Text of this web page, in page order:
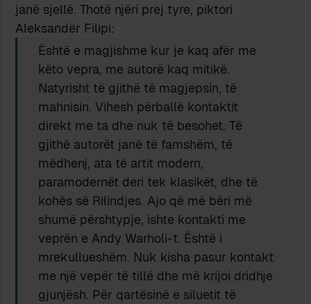
janë sjellë. Thotë njëri prej tyre, piktori
Aleksandër Filipi:
Është e magjishme kur je kaq afër me
këto vepra, me autorë kaq mitikë.
Natyrisht të gjithë të magjepsin, të
mahnisin. Vihesh përballë kontaktit
direkt me ta dhe nuk të besohet. Të
gjithë autorët janë të famshëm, të
mëdhenj, ata të artit modern,
paramodernët deri tek klasikët, dhe të
kohës së Rilindjes. Ajo që më bëri më
shumë përshtypje, ishte kontakti me
veprën e Andy Warholi-t. Është i
mrekullueshëm. Nuk kisha pasur kontakt
me një vepër të tillë dhe më krijoi dridhje
gjunjësh. Për qartësinë e siluetit të